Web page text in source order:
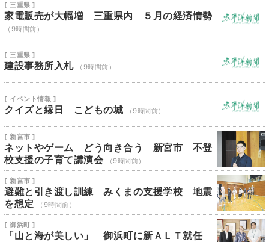
[ 三重県 ]
家電販売が大幅増 三重県内 ５月の経済情勢
（9時間前）
[ 三重県 ]
建設事務所入札 （9時間前）
[ イベント情報 ]
クイズと縁日 こどもの城 （9時間前）
[ 新宮市 ]
ネットやゲーム どう向き合う 新宮市 不登
校支援の子育て講演会
（9時間前）
[ 新宮市 ]
避難と引き渡し訓練 みくまの支援学校 地震
を想定
（9時間前）
[ 御浜町 ]
「山と海が美しい」 御浜町に新ＡＬＴ就任